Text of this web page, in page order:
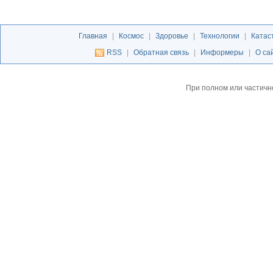
Главная Космос Здоровье Технологии
RSS
Обратная связь Информеры О
При полном или